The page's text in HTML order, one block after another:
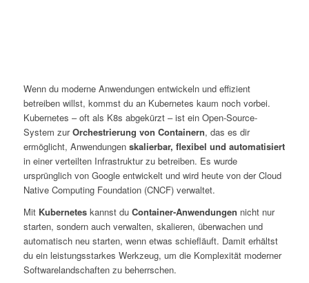
Wenn du moderne Anwendungen entwickeln und effizient
betreiben willst, kommst du an Kubernetes kaum noch vorbei.
Kubernetes – oft als K8s abgekürzt – ist ein Open-Source-
System zurOrchestrierung von Containern, das es dir
ermöglicht, Anwendungen skalierbar, flexibel und automatisiert
in einer verteilten Infrastruktur zu betreiben. Es wurde
ursprünglich von Google entwickelt und wird heute von der Cloud
Native Computing Foundation (CNCF) verwaltet.
Mit Kuberneteskannst du Container-Anwendungen nicht nur
starten, sondern auch verwalten, skalieren, überwachen und
automatisch neu starten, wenn etwas schiefläuft. Damit erhältst
du ein leistungsstarkes Werkzeug, um die Komplexität moderner
Softwarelandschaften zu beherrschen.